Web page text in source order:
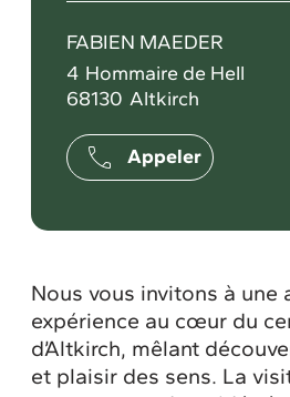
FABIEN MAEDER
4 Hommaire de Hell
68130 Altkirch
Appeler
Nous vous invitons à une
expérience au cœur du
d’Altkirch, mêlant
et plaisir des sens. La